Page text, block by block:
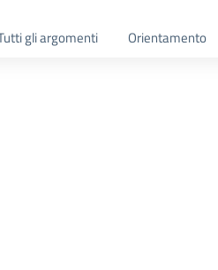
gli argomenti Orientamento